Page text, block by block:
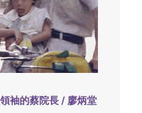
袖的蔡院長 / 廖炳堂